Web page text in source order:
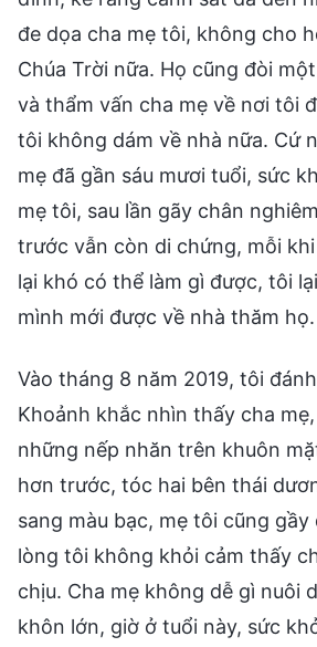
đe dọa cha mẹ tôi, không cho
Chúa Trời nữa. Họ cũng đòi
và thẩm vấn cha mẹ về nơi tôi
tôi không dám về nhà nữa. Cứ
mẹ đã gần sáu mươi tuổi, sức
mẹ tôi, sau lần gãy chân
trước vẫn còn di chứng, mỗi
lại khó có thể làm gì được, tôi
mình mới được về nhà thăm họ.
Vào tháng 8 năm 2019, tôi
Khoảnh khắc nhìn thấy cha
những nếp nhăn trên khuôn
hơn trước, tóc hai bên thái
sang màu bạc, mẹ tôi cũng gầy
lòng tôi không khỏi cảm thấy
chịu. Cha mẹ không dễ gì nuôi
khôn lớn, giờ ở tuổi này, sức